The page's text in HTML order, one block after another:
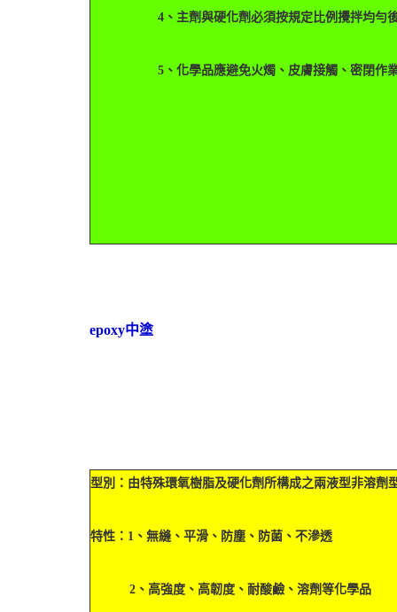
4、主劑與硬化劑必須按規定比例攪拌均勻後
5、化學品應避免火燭、皮膚接觸、密閉作
epoxy中塗
型別：由特殊環氧樹脂及硬化劑所構成之兩液型非溶劑
特性： 1、無縫、平滑、防塵、防菌、不滲透
2、高強度、高韌度、耐酸鹼、溶劑等化學品